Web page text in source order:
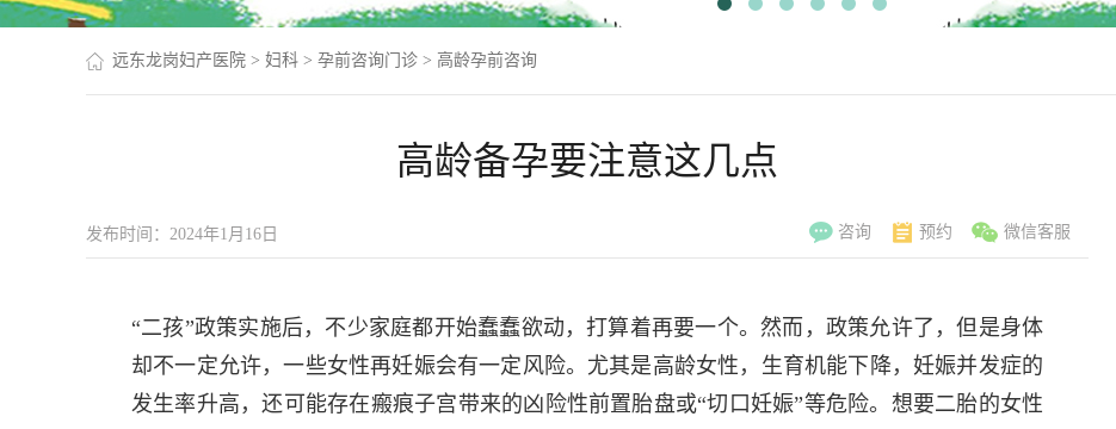
远东龙岗妇产医院 > 妇科 > 孕前咨询门诊 > 高龄孕前咨询
高龄备孕要注意这几点
发布时间：2024年1月16日 咨询 预约 微信客服
“二孩”政策实施后，不少家庭都开始蠢蠢欲动，打算着再要一个。然而，政策允许了，但是身体
却不一定允许，一些女性再妊娠会有一定风险。尤其是高龄女性，生育机能下降，妊娠并发症的
发生率升高，还可能存在瘢痕子宫带来的凶险性前置胎盘或“切口妊娠”等危险。想要二胎的女性